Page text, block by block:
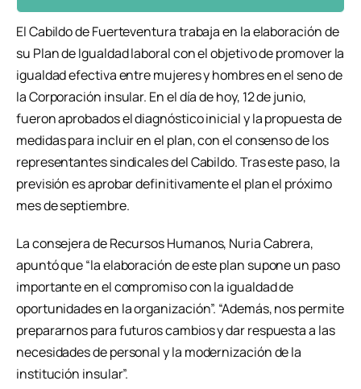
El Cabildo de Fuerteventura trabaja en la elaboración de
su Plan de Igualdad laboral con el objetivo de promover la
igualdad efectiva entre mujeres y hombres en el seno de
la Corporación insular. En el día de hoy, 12 de junio,
fueron aprobados el diagnóstico inicial y la propuesta de
medidas para incluir en el plan, con el consenso de los
representantes sindicales del Cabildo. Tras este paso, la
previsión es aprobar definitivamente el plan el próximo
mes de septiembre.
La consejera de Recursos Humanos, Nuria Cabrera,
apuntó que “la elaboración de este plan supone un paso
importante en el compromiso con la igualdad de
oportunidades en la organización”. “Además, nos permite
prepararnos para futuros cambios y dar respuesta a las
necesidades de personal y la modernización de la
institución insular”.